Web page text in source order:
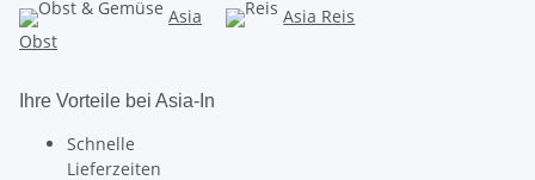
Asia
Obst
Asia Reis
Ihre Vorteile bei Asia-In
Schnelle
Lieferzeiten